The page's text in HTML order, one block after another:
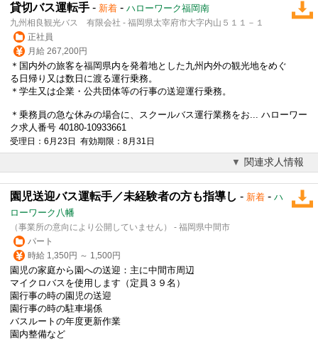
貸切バス運転手 - 新着 - ハローワーク福岡南
九州相良観光バス 有限会社 - 福岡県太宰府市大字内山５１１－１
正社員
月給 267,200円
＊国内外の旅客を福岡県内を発着地とした九州内外の観光地をめぐ
る日帰り又は数日に渡る運行乗務。
＊学生又は企業・公共団体等の行事の送迎運行乗務。
＊乗務員の急な休みの場合に、スクールバス運行業務をお... ハローワー
ク求人番号 40180-10933661
受理日：6月23日 有効期限：8月31日
関連求人情報
園児送迎バス運転手／未経験者の方も指導し - 新着 - ハ
ローワーク八幡
（事業所の意向により公開していません） - 福岡県中間市
パート
時給 1,350円 ～ 1,500円
園児の家庭から園への送迎：主に中間市周辺
マイクロバスを使用します（定員３９名）
園行事の時の園児の送迎
園行事の時の駐車場係
バスルートの年度更新作業
園内整備など